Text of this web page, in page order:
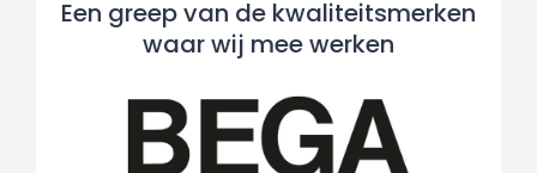
Een greep van de kwaliteitsmerken
waar wij mee werken